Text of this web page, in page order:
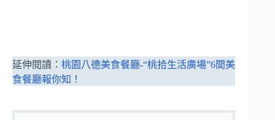
延伸閱讀： 桃園八德美食餐廳-“桃拾生活廣場”6間美
食餐廳報你知！